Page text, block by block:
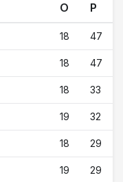
O P
18 47
18 47
18 33
19 32
18 29
19 29